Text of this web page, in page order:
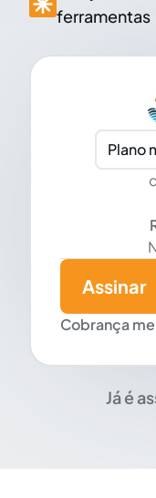
ferramentas
Plano
Cobrança
Assinar
Já é